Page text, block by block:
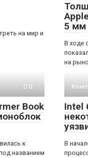
на мир и
5 мм
В ходе
на
0
Book
к
названием
Intel
В